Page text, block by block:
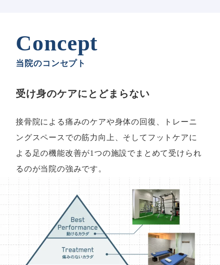
Concept
当院のコンセプト
受け身のケアにとどまらない
接骨院による痛みのケアや身体の回復、トレーニ
ングスペースでの筋力向上、そしてフットケアに
よる足の機能改善が1つの施設でまとめて受けられ
るのが当院の強みです。